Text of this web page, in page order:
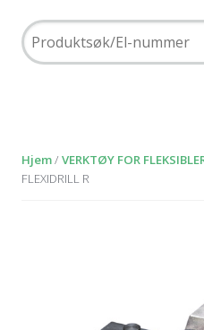
Hjem/VERKTØY FOR
FLEXIDRILL R